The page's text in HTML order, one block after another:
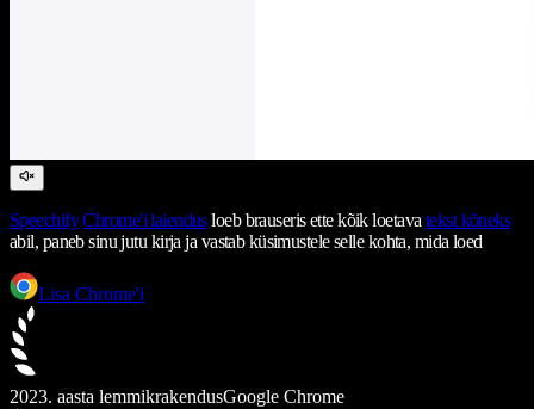
Speechify Chrome'i laiendusloeb brauseris ette kõik loetava tekst kõneks
abil, paneb sinu jutu kirja ja vastab küsimustele selle kohta, mida loed
Lisa Chrome'i
2023. aasta lemmikrakendusGoogle Chrome